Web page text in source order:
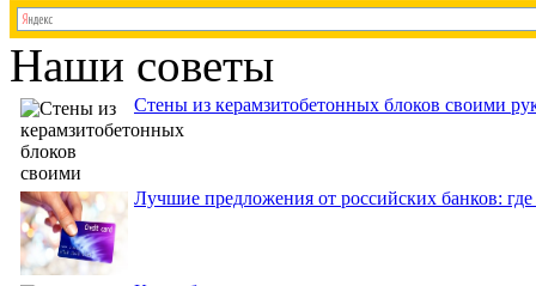
Наши советы
Стены из керамзитобетонных блоков своими
Лучшие предложения от российских банков: